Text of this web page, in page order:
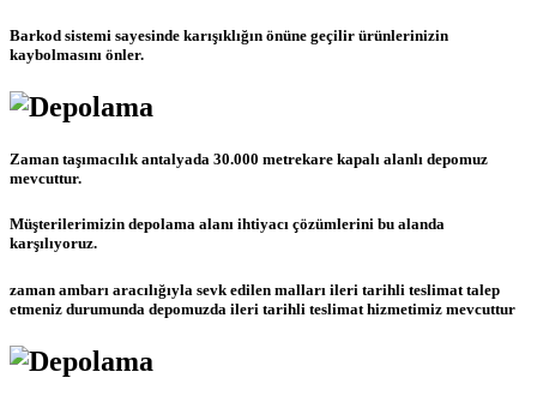
Barkod sistemi sayesinde karışıklığın önüne geçilir ürünlerinizin
kaybolmasını önler.
Zaman taşımacılık antalyada 30.000 metrekare kapalı alanlı depomuz
mevcuttur.
Müşterilerimizin depolama alanı ihtiyacı çözümlerini bu alanda
karşılıyoruz.
zaman ambarı aracılığıyla sevk edilen malları ileri tarihli teslimat talep
etmeniz durumunda depomuzda ileri tarihli teslimat hizmetimiz mevcuttur